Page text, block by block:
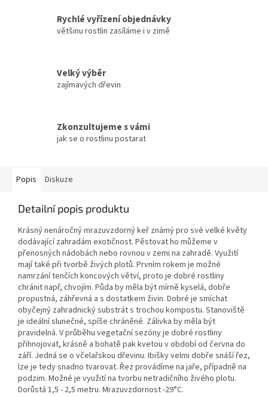
Rychlé vyřízení objednávky
většinu rostlin zasíláme i v zimě
Velký výběr
zajímavých dřevin
Zkonzultujeme s vámi
jak se o rostlinu postarat
Popis Diskuze
Detailní popis produktu
Krásný nenáročný mrazuvzdorný keř známý pro své velké květy
dodávající zahradám exotičnost. Pěstovat ho můžeme v
přenosných nádobách nebo rovnou v zemi na zahradě. Využití
mají také při tvorbě živých plotů. Prvním rokem je možné
namrzání tenčích koncových větví, proto je dobré rostliny
chránit např, chvojím. Půda by měla být mírně kyselá, dobře
propustná, záhřevná a s dostatkem živin. Dobré je smíchat
obyčejný zahradnický substrát s trochou kompostu. Stanoviště
je ideální slunečné, spíše chráněné. Zálivka by měla být
pravidelná. V průběhu vegetační sezóny je dobré rostliny
přihnojovat, krásně a bohatě pak kvetou v období od června do
září. Jedná se o včelařskou dřevinu. Ibišky velmi dobře snáší řez,
lze je tedy snadno tvarovat. Řez provádíme na jaře, případně na
podzim. Možné je využití na tvorbu netradičního živého plotu.
Dorůstá 1,5 - 2,5 metru. Mrazuvzdornost -29°C.